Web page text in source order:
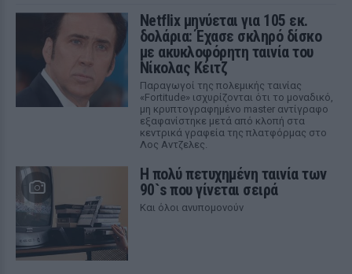
Netflix μηνύεται για 105 εκ.
δολάρια: Έχασε σκληρό δίσκο
με ακυκλοφόρητη ταινία του
Νίκολας Κέιτζ
Παραγωγοί της πολεμικής ταινίας
«Fortitude» ισχυρίζονται ότι το μοναδικό,
μη κρυπτογραφημένο master αντίγραφο
εξαφανίστηκε μετά από κλοπή στα
κεντρικά γραφεία της πλατφόρμας στο
Λος Αντζελες.
Η πολύ πετυχημένη ταινία των
90`s που γίνεται σειρά
Και όλοι ανυπομονούν